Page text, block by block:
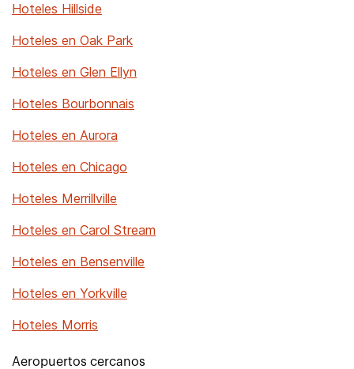
Hoteles Hillside
Hoteles en Oak Park
Hoteles en Glen Ellyn
Hoteles Bourbonnais
Hoteles en Aurora
Hoteles en Chicago
Hoteles Merrillville
Hoteles en Carol Stream
Hoteles en Bensenville
Hoteles en Yorkville
Hoteles Morris
Aeropuertos cercanos